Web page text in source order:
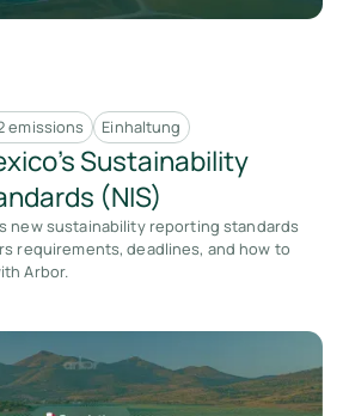
emissions Einhaltung
Sustainability
(NIS)
new sustainability reporting standards
requirements, deadlines, and how to
Arbor.